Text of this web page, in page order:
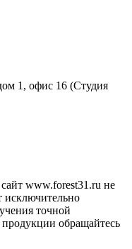
1, офис 16 (Студия
www.forest31.ru не
исключительно
точной
обращайтесь